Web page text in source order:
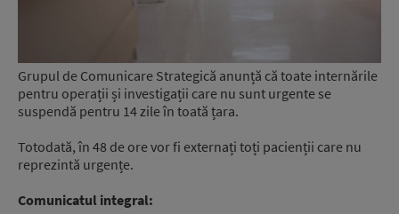
Grupul de Comunicare Strategică anunță că toate internările
pentru operații și investigații care nu sunt urgente se
suspendă pentru 14 zile în toată țara.
Totodată, în 48 de ore vor fi externați toți pacienții care nu
reprezintă urgențe.
Comunicatul integral: